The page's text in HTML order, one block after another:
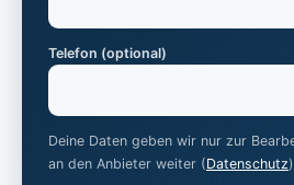
Telefon (optional)
Deine Daten geben wir nur zur
an den Anbieter weiter (Datenschutz